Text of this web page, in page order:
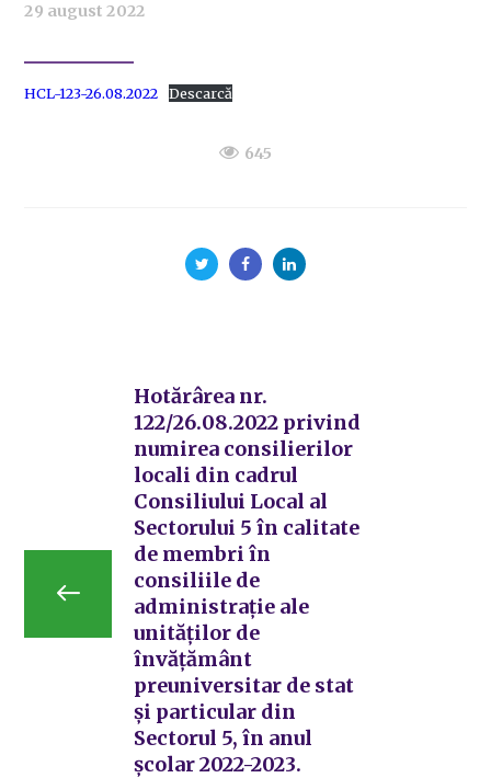
29 august 2022
HCL-123-26.08.2022 Descarcă
645
Hotărârea nr.
122/26.08.2022 privind
numirea consilierilor
locali din cadrul
Consiliului Local al
Sectorului 5 în calitate
de membri în
consiliile de
administrație ale
unităților de
învățământ
preuniversitar de stat
și particular din
Sectorul 5, în anul
școlar 2022-2023.